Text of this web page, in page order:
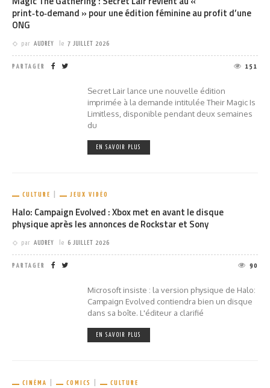
print‑to‑demand » pour une édition féminine au profit d’une
ONG
par AUDREY le 7 JUILLET 2026
PARTAGER 151
Secret Lair lance une nouvelle édition
imprimée à la demande intitulée Their Magic Is
Limitless, disponible pendant deux semaines
du
EN SAVOIR PLUS
CULTURE JEUX VIDÉO
Halo: Campaign Evolved : Xbox met en avant le disque
physique après les annonces de Rockstar et Sony
par AUDREY le 6 JUILLET 2026
PARTAGER 90
Microsoft insiste : la version physique de Halo:
Campaign Evolved contiendra bien un disque
dans sa boîte. L'éditeur a clarifié
EN SAVOIR PLUS
CINÉMA COMICS CULTURE